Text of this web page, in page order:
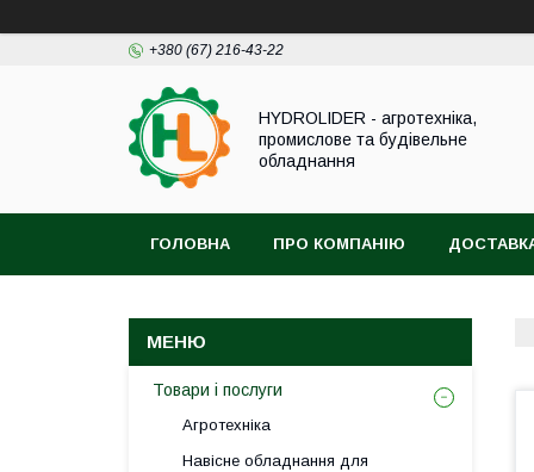
+380 (67) 216-43-22
HYDROLIDER - агротехніка,
промислове та будівельне
обладнання
ГОЛОВНА ПРО КОМПАНІЮ
Товари і послуги
Агротехніка
Навісне обладнання для